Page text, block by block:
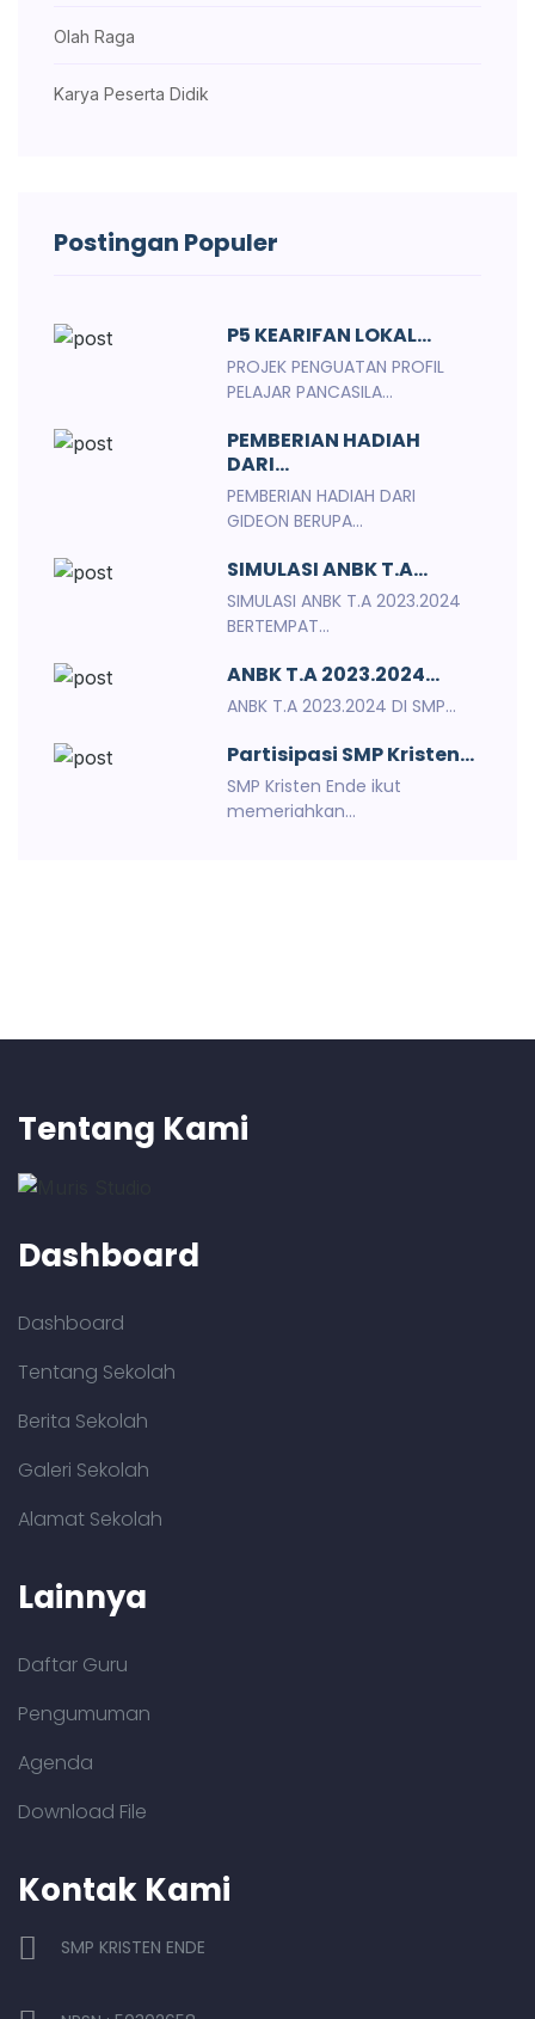
Olah Raga
Karya Peserta Didik
Postingan Populer
P5 KEARIFAN LOKAL...
PROJEK PENGUATAN PROFIL
PELAJAR PANCASILA...
PEMBERIAN HADIAH
DARI...
PEMBERIAN HADIAH DARI
GIDEON BERUPA...
SIMULASI ANBK T.A...
SIMULASI ANBK T.A 2023.2024
BERTEMPAT...
ANBK T.A 2023.2024...
ANBK T.A 2023.2024 DI SMP...
Partisipasi SMP Kristen...
SMP Kristen Ende ikut
memeriahkan...
Tentang Kami
Dashboard
Dashboard
Tentang Sekolah
Berita Sekolah
Galeri Sekolah
Alamat Sekolah
Lainnya
Daftar Guru
Pengumuman
Agenda
Download File
Kontak Kami
SMP KRISTEN ENDE